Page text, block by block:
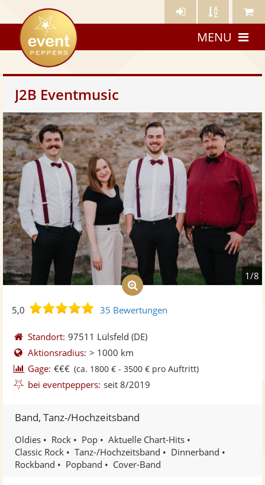
Künstler- Künstler Meine
eventpeppers
MENU
J2B Eventmusic
1/8
5,0
5,0
5
Sternen
35 Bewertungen
Standort: 97511 Lülsfeld (DE)
Aktionsradius: > 1000 km
Gage: €€€ (ca. 1800 € - 3500 € pro Auftritt)
bei eventpeppers: seit 8/2019
Band, Tanz-/Hochzeitsband
Oldies Rock Pop
Aktuelle Chart-Hits
Classic Rock
Tanz-/Hochzeitsband
Dinnerband
Rockband
Popband Cover-Band